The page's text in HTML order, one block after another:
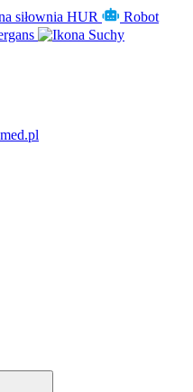
siłownia HUR
Robot
Suchy